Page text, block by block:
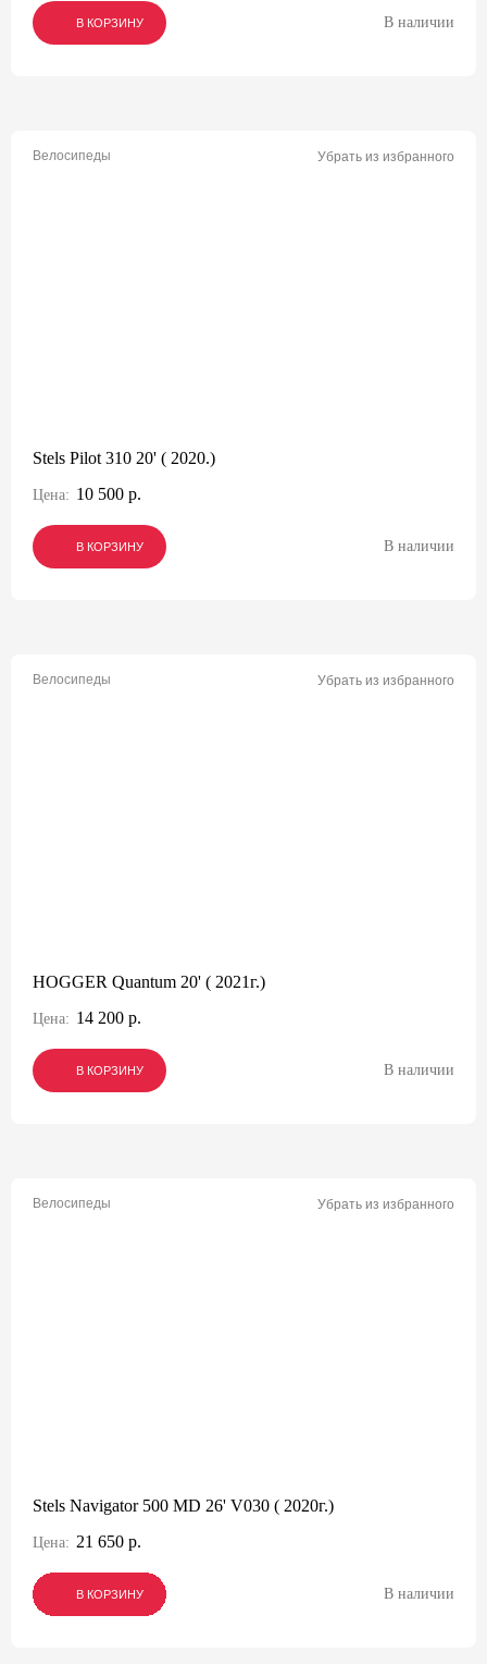
В КОРЗИНУ
В КОРЗИНУ
В КОРЗИНУ В наличии
Велосипеды Убрать из избранного
Stels Pilot 310 20' ( 2020.)
Цена: 10 500 р.
В КОРЗИНУ
В КОРЗИНУ
В КОРЗИНУ В наличии
Велосипеды Убрать из избранного
HOGGER Quantum 20' ( 2021г.)
Цена: 14 200 р.
В КОРЗИНУ
В КОРЗИНУ
В КОРЗИНУ В наличии
Велосипеды Убрать из избранного
Stels Navigator 500 MD 26' V030 ( 2020г.)
Цена: 21 650 р.
В КОРЗИНУ
В КОРЗИНУ
В КОРЗИНУ В наличии